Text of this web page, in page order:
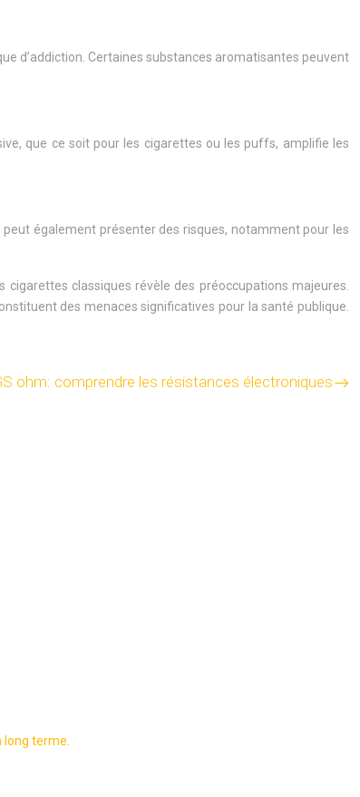
d’addiction. Certaines substances aromatisantes peuvent
que ce soit pour les cigarettes ou les puffs, amplifie les
peut également présenter des risques, notamment pour les
classiques révèle des préoccupations majeures.
des menaces significatives pour la santé publique.
ohm: comprendre les résistances électroniques
terme.